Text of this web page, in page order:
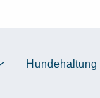
Hundehaltung